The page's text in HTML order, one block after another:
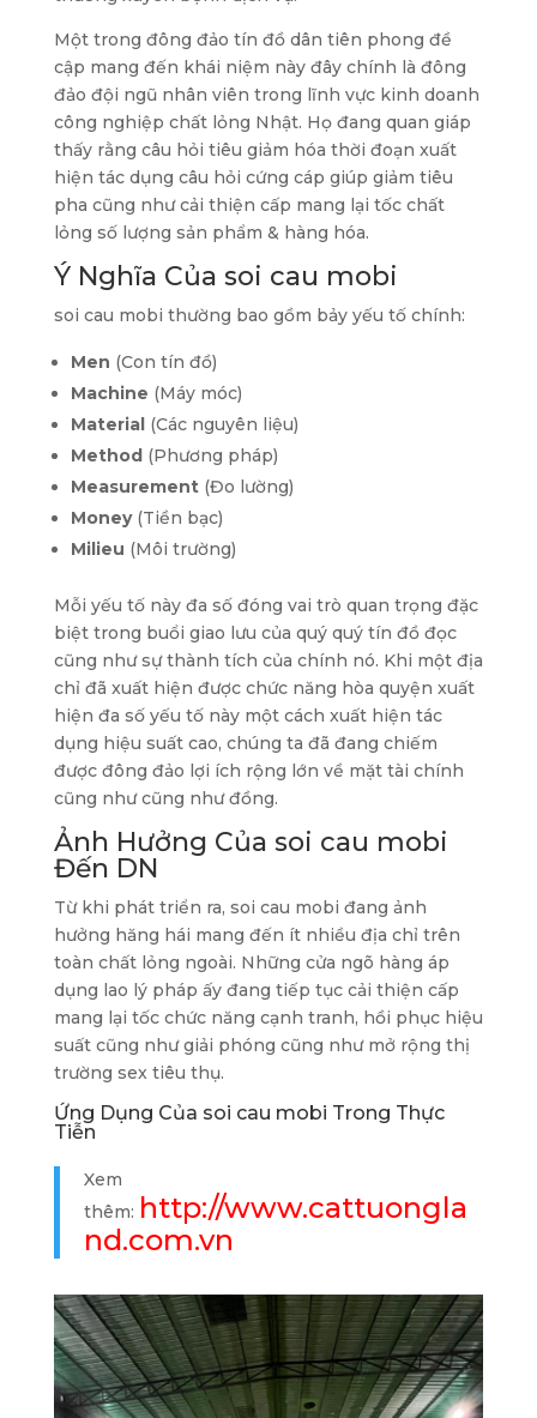
Một trong đông đảo tín đồ dân tiên phong đề
cập mang đến khái niệm này đây chính là đông
đảo đội ngũ nhân viên trong lĩnh vực kinh doanh
công nghiệp chất lỏng Nhật. Họ đang quan giáp
thấy rằng câu hỏi tiêu giảm hóa thời đoạn xuất
hiện tác dụng câu hỏi cứng cáp giúp giảm tiêu
pha cũng như cải thiện cấp mang lại tốc chất
lỏng số lượng sản phẩm & hàng hóa.
Ý Nghĩa Của soi cau mobi
soi cau mobi thường bao gồm bảy yếu tố chính:
Men (Con tín đồ)
Machine (Máy móc)
Material(Các nguyên liệu)
Method(Phương pháp)
Measurement(Đo lường)
Money(Tiền bạc)
Milieu (Môi trường)
Mỗi yếu tố này đa số đóng vai trò quan trọng đặc
biệt trong buổi giao lưu của quý quý tín đồ đọc
cũng như sự thành tích của chính nó. Khi một địa
chỉ đã xuất hiện được chức năng hòa quyện xuất
hiện đa số yếu tố này một cách xuất hiện tác
dụng hiệu suất cao, chúng ta đã đang chiếm
được đông đảo lợi ích rộng lớn về mặt tài chính
cũng như cũng như đồng.
Ảnh Hưởng Của soi cau mobi
Đến DN
Từ khi phát triển ra, soi cau mobi đang ảnh
hưởng hăng hái mang đến ít nhiều địa chỉ trên
toàn chất lỏng ngoài. Những cửa ngõ hàng áp
dụng lao lý pháp ấy đang tiếp tục cải thiện cấp
mang lại tốc chức năng cạnh tranh, hồi phục hiệu
suất cũng như giải phóng cũng như mở rộng thị
trường sex tiêu thụ.
Ứng Dụng Của soi cau mobi Trong Thực
Tiễn
Xem
thêm: http://www.cattuongla
nd.com.vn